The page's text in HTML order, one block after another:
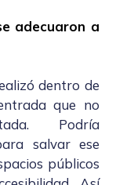
adecuaron a
dentro de
que no
Podría
salvar ese
públicos